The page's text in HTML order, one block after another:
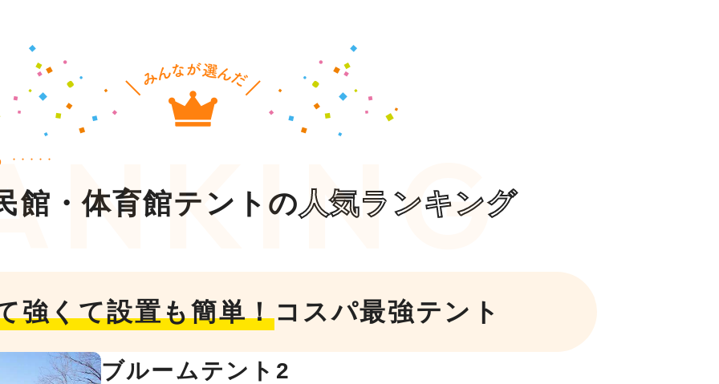
館・体育館テントの人気ランキング
強くて設置も簡単！コスパ最強テント
ブルームテント2